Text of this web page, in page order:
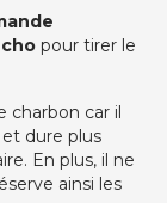
pour tirer le
charbon car il
et dure plus
En plus, il ne
ainsi les